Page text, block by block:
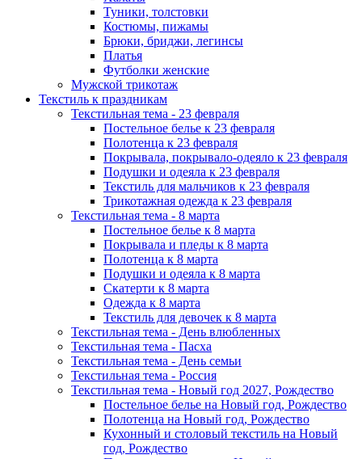
Туники, толстовки
Костюмы, пижамы
Брюки, бриджи, легинсы
Платья
Футболки женские
Мужской трикотаж
Текстиль к праздникам
Текстильная тема - 23 февраля
Постельное белье к 23 февраля
Полотенца к 23 февраля
Покрывала, покрывало-одеяло к 23 февраля
Подушки и одеяла к 23 февраля
Текстиль для мальчиков к 23 февраля
Трикотажная одежда к 23 февраля
Текстильная тема - 8 марта
Постельное белье к 8 марта
Покрывала и пледы к 8 марта
Полотенца к 8 марта
Подушки и одеяла к 8 марта
Скатерти к 8 марта
Одежда к 8 марта
Текстиль для девочек к 8 марта
Текстильная тема - День влюбленных
Текстильная тема - Пасха
Текстильная тема - День семьи
Текстильная тема - Россия
Текстильная тема - Новый год 2027, Рождество
Постельное белье на Новый год, Рождество
Полотенца на Новый год, Рождество
Кухонный и столовый текстиль на Новый
год, Рождество